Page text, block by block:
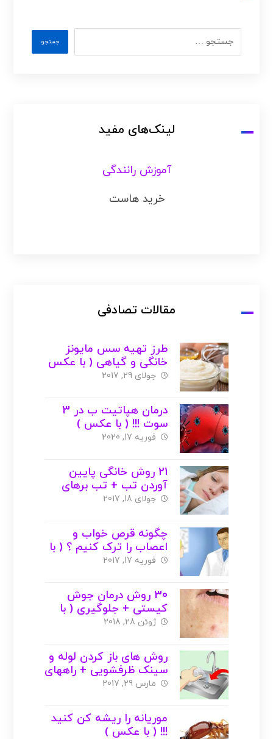
لینک‌های مفید
آموزش رانندگی
خرید هاست
مقالات تصادفی
طرز تهیه سس مایونز
خانگی و گیاهی ( با عکس
)
جولای 29, 2017
درمان هپاتیت ب در 3
سوت !!! ( با عکس )
فوریه 17, 2020
21 روش خانگی پایین
آوردن تب + تب برهای
گیاهی ( با عکس )
جولای 18, 2017
چگونه قرص خواب و
اعصاب را ترک کنیم ؟ ( با
عکس )
فوریه 17, 2017
30 روش درمان جوش
کیستی + جلوگیری ( با
عکس )
ژوئن 28, 2018
روش های باز کردن لوله و
سینک ظرفشویی + راههای
خانگی ( با عکس )
مارس 29, 2017
موریانه را ریشه کن کنید
!!! ( با عکس )